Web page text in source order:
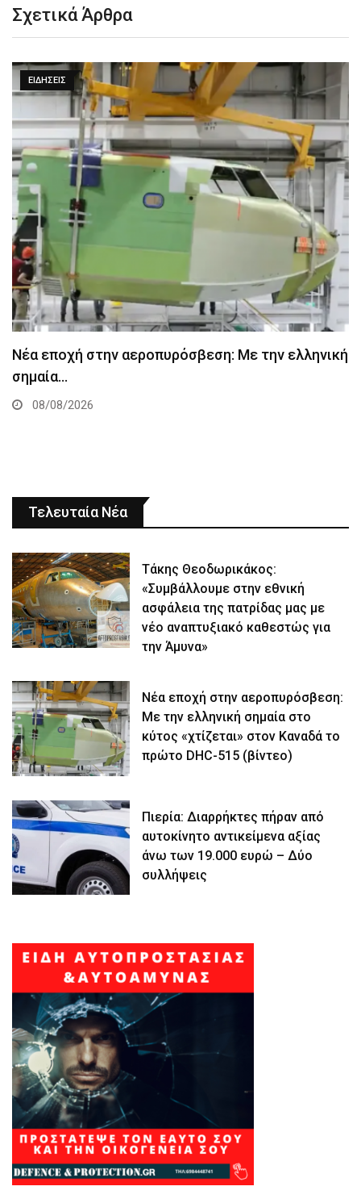
Σχετικά Άρθρα
ΕΙΔΉΣΕΙΣ
Νέα εποχή στην αεροπυρόσβεση: Με την ελληνική
σημαία…
08/08/2026
Τελευταία Νέα
Τάκης Θεοδωρικάκος:
«Συμβάλλουμε στην εθνική
ασφάλεια της πατρίδας μας με
νέο αναπτυξιακό καθεστώς για
την Άμυνα»
Νέα εποχή στην αεροπυρόσβεση:
Με την ελληνική σημαία στο
κύτος «χτίζεται» στον Καναδά το
πρώτο DHC-515 (βίντεο)
Πιερία: Διαρρήκτες πήραν από
αυτοκίνητο αντικείμενα αξίας
άνω των 19.000 ευρώ – Δύο
συλλήψεις